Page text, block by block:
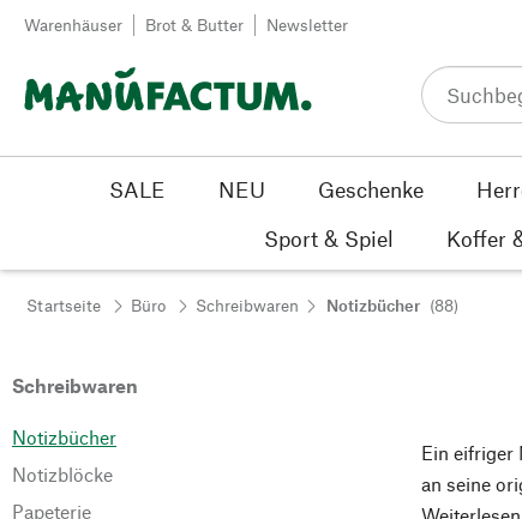
Zum Inhalt springen
Warenhäuser Brot & Butter Newsletter
SALE NEU Geschenke
Sport & Spiel
Koffer
Startseite Büro Schreibwaren Notizbücher (88)
Schreibwaren
Notizbücher
Notizblöcke
Papeterie
Ein eifriger
an seine